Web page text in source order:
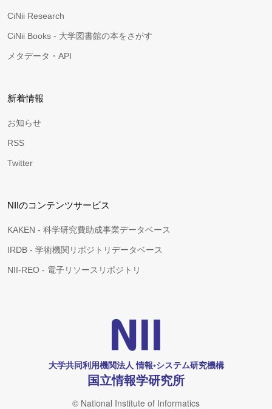
CiNii Research
CiNii Books - 大学図書館の本をさがす
メタデータ・API
新着情報
お知らせ
RSS
Twitter
NIIのコンテンツサービス
KAKEN - 科学研究費助成事業データベース
IRDB - 学術機関リポジトリデータベース
NII-REO - 電子リソースリポジトリ
大学共同利用機関法人 情報•システム研究機構
国立情報学研究所
© National Institute of Informatics